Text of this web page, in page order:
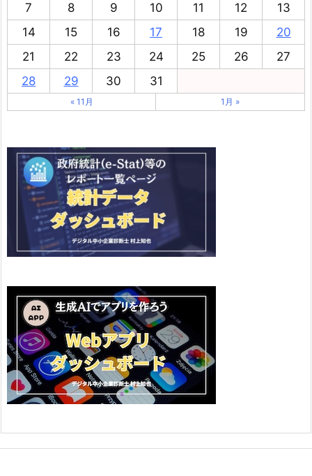
7
8 9 10 11 12
13
14
15 16 17 18 19
20
21
22 23 24 25 26
27
28
29 30 31
« 11月 1月 »